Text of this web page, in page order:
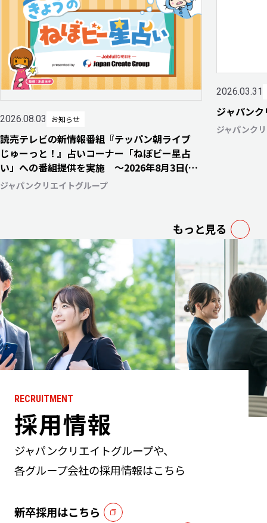
2026.08.03 お知らせ
読売テレビの新情報番組『テッパン朝ライブ
じゅーっと！』占いコーナー「ねぼビー星占
い」への番組提供を実施 〜2026年8月3日(月)
より毎週月・水・金曜日にて放送開始〜
ジャパンクリエイトグループ
2026.03.31
ジャパン
ジャパンク
もっと見る
RECRUITMENT
採用情報
ジャパンクリエイトグループや、
各グループ会社の採用情報はこちら
新卒採用はこちら